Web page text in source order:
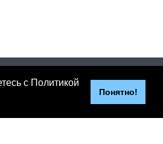
с Политикой
Понятно!
+7 (843) 267-27-27
+7 (904) 67-67-411